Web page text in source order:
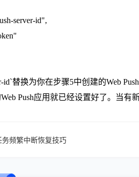
server-id",
id`替换为你在步骤5中创建的Web
Push应用就已经设置好了。当有
务频繁中断恢复技巧